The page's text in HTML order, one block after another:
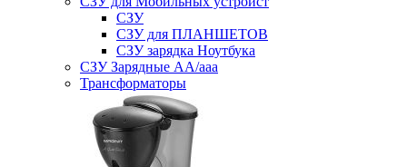
СЗУ
СЗУ для ПЛАНШЕТОВ
СЗУ зарядка Ноутбука
СЗУ Зарядные АА/ааа
Трансформаторы